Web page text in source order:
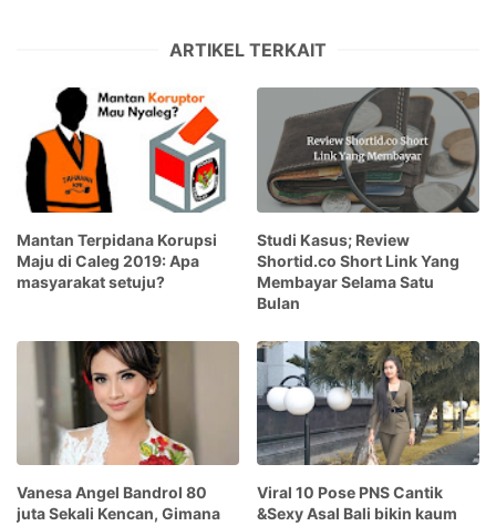
ARTIKEL TERKAIT
Mantan Terpidana Korupsi
Maju di Caleg 2019: Apa
masyarakat setuju?
Studi Kasus; Review
Shortid.co Short Link Yang
Membayar Selama Satu
Bulan
Vanesa Angel Bandrol 80
juta Sekali Kencan, Gimana
Viral 10 Pose PNS Cantik
&Sexy Asal Bali bikin kaum